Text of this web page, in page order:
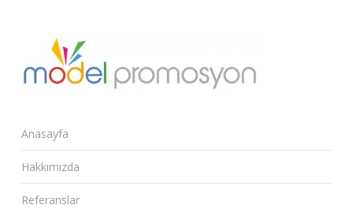
Anasayfa
Hakkımızda
Referanslar